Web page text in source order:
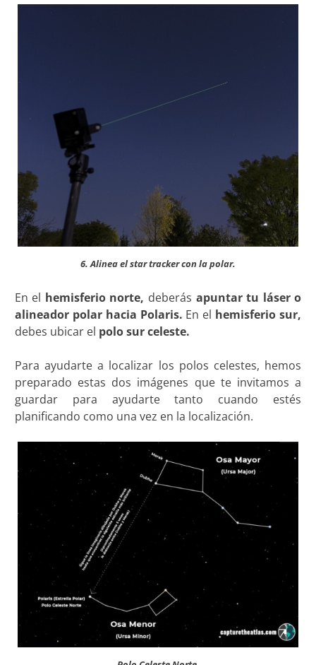
6. Alinea el star tracker con la polar.
En el hemisferio norte, deberás apuntar tu láser o
alineador polar hacia Polaris. En el hemisferio sur,
debes ubicar el polo sur celeste.
Para ayudarte a localizar los polos celestes, hemos
preparado estas dos imágenes que te invitamos a
guardar para ayudarte tanto cuando estés
planificando como una vez en la localización.